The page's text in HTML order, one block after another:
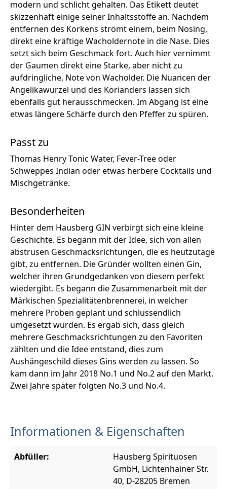
modern und schlicht gehalten. Das Etikett deutet
skizzenhaft einige seiner Inhaltsstoffe an. Nachdem
entfernen des Korkens strömt einem, beim Nosing,
direkt eine kräftige Wacholdernote in die Nase. Dies
setzt sich beim Geschmack fort. Auch hier vernimmt
der Gaumen direkt eine Starke, aber nicht zu
aufdringliche, Note von Wacholder. Die Nuancen der
Angelikawurzel und des Korianders lassen sich
ebenfalls gut herausschmecken. Im Abgang ist eine
etwas längere Schärfe durch den Pfeffer zu spüren.
Passt zu
Thomas Henry Tonic Water, Fever-Tree oder
Schweppes Indian oder etwas herbere Cocktails und
Mischgetränke.
Besonderheiten
Hinter dem Hausberg GIN verbirgt sich eine kleine
Geschichte. Es begann mit der Idee, sich von allen
abstrusen Geschmacksrichtungen, die es heutzutage
gibt, zu entfernen. Die Gründer wollten einen Gin,
welcher ihren Grundgedanken von diesem perfekt
wiedergibt. Es begann die Zusammenarbeit mit der
Märkischen Spezialitätenbrennerei, in welcher
mehrere Proben geplant und schlussendlich
umgesetzt wurden. Es ergab sich, dass gleich
mehrere Geschmacksrichtungen zu den Favoriten
zählten und die Idee entstand, dies zum
Aushängeschild dieses Gins werden zu lassen. So
kam dann im Jahr 2018 No.1 und No.2 auf den Markt.
Zwei Jahre später folgten No.3 und No.4.
Informationen & Eigenschaften
Abfüller:
Hausberg Spirituosen
GmbH, Lichtenhainer Str.
40, D-28205 Bremen